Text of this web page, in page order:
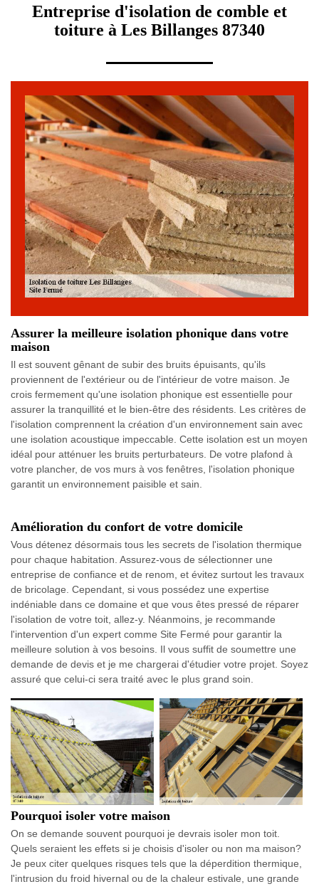
Entreprise d'isolation de comble et
toiture à Les Billanges 87340
Assurer la meilleure isolation phonique dans votre
maison
Il est souvent gênant de subir des bruits épuisants, qu'ils
proviennent de l'extérieur ou de l'intérieur de votre maison. Je
crois fermement qu'une isolation phonique est essentielle pour
assurer la tranquillité et le bien-être des résidents. Les critères de
l'isolation comprennent la création d'un environnement sain avec
une isolation acoustique impeccable. Cette isolation est un moyen
idéal pour atténuer les bruits perturbateurs. De votre plafond à
votre plancher, de vos murs à vos fenêtres, l'isolation phonique
garantit un environnement paisible et sain.
Amélioration du confort de votre domicile
Vous détenez désormais tous les secrets de l'isolation thermique
pour chaque habitation. Assurez-vous de sélectionner une
entreprise de confiance et de renom, et évitez surtout les travaux
de bricolage. Cependant, si vous possédez une expertise
indéniable dans ce domaine et que vous êtes pressé de réparer
l'isolation de votre toit, allez-y. Néanmoins, je recommande
l'intervention d'un expert comme Site Fermé pour garantir la
meilleure solution à vos besoins. Il vous suffit de soumettre une
demande de devis et je me chargerai d'étudier votre projet. Soyez
assuré que celui-ci sera traité avec le plus grand soin.
Pourquoi isoler votre maison
On se demande souvent pourquoi je devrais isoler mon toit.
Quels seraient les effets si je choisis d'isoler ou non ma maison?
Je peux citer quelques risques tels que la déperdition thermique,
l'intrusion du froid hivernal ou de la chaleur estivale, une grande